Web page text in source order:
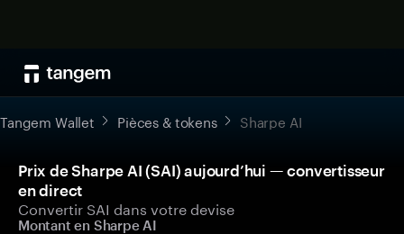
Tangem Wallet Pièces & tokens Sharpe AI
Prix de Sharpe AI (SAI) aujourd’hui — convertisseur
en direct
Convertir SAI dans votre devise
Montant en Sharpe AI